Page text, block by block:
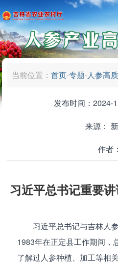
当前位置：首页-专题-人参高
发布时间：2024-
来源：
作者：
习近平总书记重要
习近平总书记与吉林人参
1983年在正定县工作期间，
了解过人参种植、加工等相